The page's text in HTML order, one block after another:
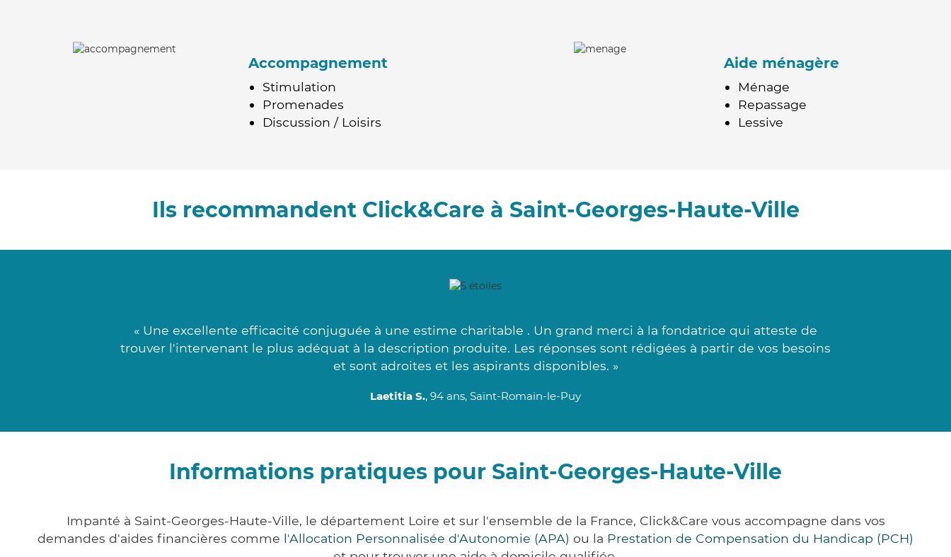
Accompagnement
Stimulation
Promenades
Discussion / Loisirs
Aide ménagère
Ménage
Repassage
Lessive
Ils recommandent Click&Care à Saint-Georges-Haute-Ville
« Une excellente efficacité conjuguée à une estime charitable . Un grand merci à la fondatrice qui atteste de
trouver l'intervenant le plus adéquat à la description produite. Les réponses sont rédigées à partir de vos besoins
et sont adroites et les aspirants disponibles. »
Laetitia S., 94 ans, Saint-Romain-le-Puy
Informations pratiques pour Saint-Georges-Haute-Ville
Impanté à Saint-Georges-Haute-Ville, le département Loire et sur l'ensemble de la France, Click&Care vous accompagne dans vos
demandes d'aides financières comme l'Allocation Personnalisée d'Autonomie (APA) ou la Prestation de Compensation du Handicap (PCH)